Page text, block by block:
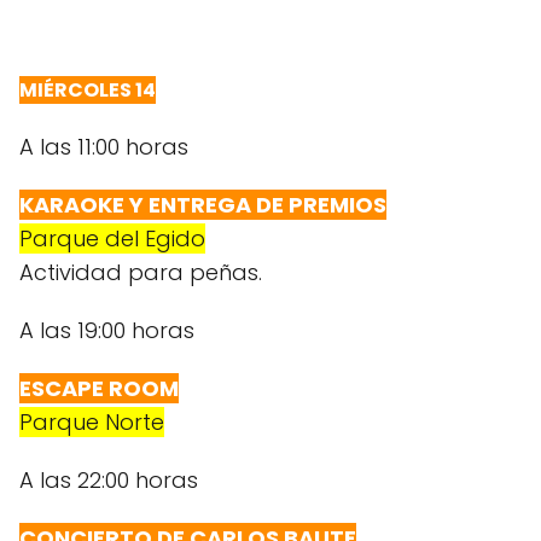
MIÉRCOLES 14
A las 11:00 horas
KARAOKE Y ENTREGA DE PREMIOS
Parque del Egido
Actividad para peñas.
A las 19:00 horas
ESCAPE ROOM
Parque Norte
A las 22:00 horas